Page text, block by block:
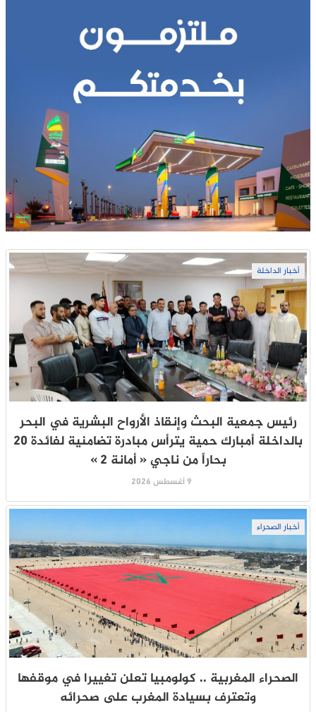
أخبار الداخلة
رئيس جمعية البحث وإنقاذ الأرواح البشرية في البحر
بالداخلة أمبارك حمية يترأس مبادرة تضامنية لفائدة 20
بحاراً من ناجي « أمانة 2 »
9 أغسطس 2026
أخبار الصحراء
الصحراء المغربية .. كولومبيا تعلن تغييرا في موقفها
وتعترف بسيادة المغرب على صحرائه